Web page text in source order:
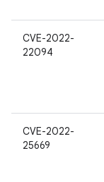
CVE-2022-
22094
CVE-2022-
25669